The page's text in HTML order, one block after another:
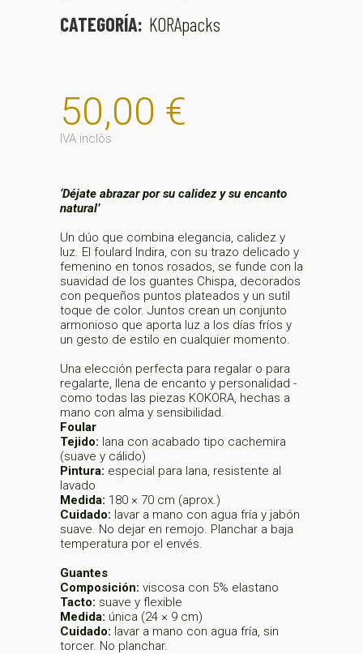
CATEGORÍA: KORApacks
50,00 €
IVA inclòs
‘Déjate abrazar por su calidez y su encanto
natural’
Un dúo que combina elegancia, calidez y
luz. El foulard Indira, con su trazo delicado y
femenino en tonos rosados, se funde con la
suavidad de los guantes Chispa, decorados
con pequeños puntos plateados y un sutil
toque de color. Juntos crean un conjunto
armonioso que aporta luz a los días fríos y
un gesto de estilo en cualquier momento.
Una elección perfecta para regalar o para
regalarte, llena de encanto y personalidad -
como todas las piezas KOKORA, hechas a
mano con alma y sensibilidad.
Foular
Tejido: lana con acabado tipo cachemira
(suave y cálido)
Pintura: especial para lana, resistente al
lavado
Medida: 180 × 70 cm (aprox.)
Cuidado: lavar a mano con agua fría y jabón
suave. No dejar en remojo. Planchar a baja
temperatura por el envés.
Guantes
Composición: viscosa con 5% elastano
Tacto: suave y flexible
Medida: única (24 × 9 cm)
Cuidado: lavar a mano con agua fría, sin
torcer. No planchar.